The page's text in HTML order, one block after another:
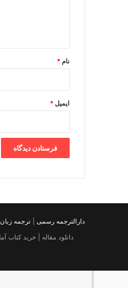
نام *
ایمیل *
دارالترجمه رسمی ترجمه زبان